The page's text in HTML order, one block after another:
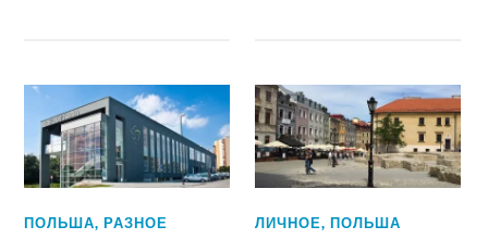
ПОЛЬША,РАЗНОЕ ЛИЧНОЕ,ПОЛЬША